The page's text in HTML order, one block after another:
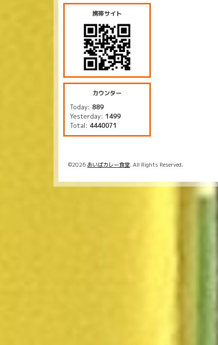
携帯サイト
カウンター
Today: 889
Yesterday: 1499
Total: 4440071
©2026 あいばカレー食堂. All Rights Reserved.